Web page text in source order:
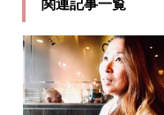
関連記事一覧